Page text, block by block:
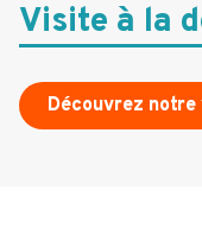
Visite à la
Découvrez notre